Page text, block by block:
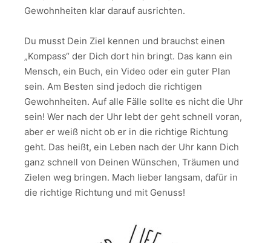
Gewohnheiten klar darauf ausrichten.
Du musst Dein Ziel kennen und brauchst einen
„Kompass“ der Dich dort hin bringt. Das kann ein
Mensch, ein Buch, ein Video oder ein guter Plan
sein. Am Besten sind jedoch die richtigen
Gewohnheiten. Auf alle Fälle sollte es nicht die Uhr
sein! Wer nach der Uhr lebt der geht schnell voran,
aber er weiß nicht ob er in die richtige Richtung
geht. Das heißt, ein Leben nach der Uhr kann Dich
ganz schnell von Deinen Wünschen, Träumen und
Zielen weg bringen. Mach lieber langsam, dafür in
die richtige Richtung und mit Genuss!